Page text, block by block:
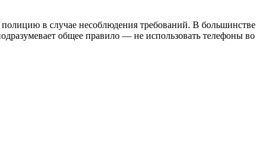
в случае несоблюдения требований. В большинстве
общее правило — не использовать телефоны во